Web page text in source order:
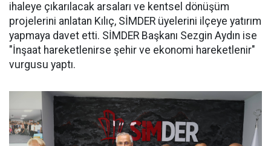
ihaleye çıkarılacak arsaları ve kentsel dönüşüm
projelerini anlatan Kılıç, SİMDER üyelerini ilçeye yatırım
yapmaya davet etti. SİMDER Başkanı Sezgin Aydın ise
"İnşaat hareketlenirse şehir ve ekonomi hareketlenir"
vurgusu yaptı.